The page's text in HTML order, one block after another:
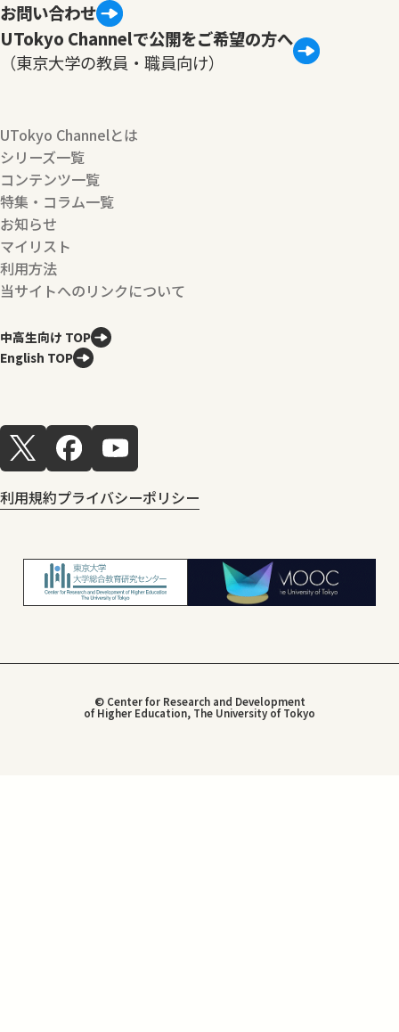
お問い合わせ
UTokyo Channelで公開をご希望の方へ
（東京大学の教員・職員向け）
UTokyo Channelとは
シリーズ一覧
コンテンツ一覧
特集・コラム一覧
お知らせ
マイリスト
利用方法
当サイトへのリンクについて
中高生向け TOP
English TOP
利用規約プライバシーポリシー
© Center for Research and Development
of Higher Education, The University of Tokyo